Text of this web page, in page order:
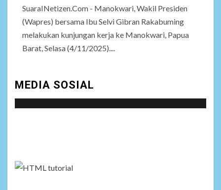
SuaraINetizen.Com - Manokwari, Wakil Presiden
(Wapres) bersama Ibu Selvi Gibran Rakabuming
melakukan kunjungan kerja ke Manokwari, Papua
Barat, Selasa (4/11/2025)....
MEDIA SOSIAL